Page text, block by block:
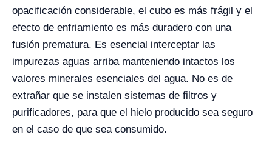
opacificación considerable, el cubo es más frágil y el
efecto de enfriamiento es más duradero con una
fusión prematura. Es esencial interceptar las
impurezas aguas arriba manteniendo intactos los
valores minerales esenciales del agua. No es de
extrañar que se instalen sistemas de filtros y
purificadores, para que el hielo producido sea seguro
en el caso de que sea consumido.